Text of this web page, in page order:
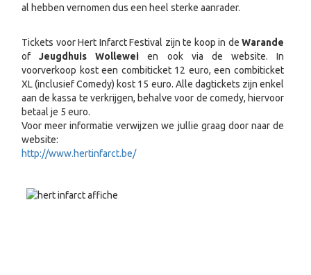
al hebben vernomen dus een heel sterke aanrader.
Tickets voor Hert Infarct Festival zijn te koop in de Warande
ofJeugdhuis Wollewei en ook via de website. In
voorverkoop kost een combiticket 12 euro, een combiticket
XL (inclusief Comedy) kost 15 euro. Alle dagtickets zijn enkel
aan de kassa te verkrijgen, behalve voor de comedy, hiervoor
betaal je 5 euro.
Voor meer informatie verwijzen we jullie graag door naar de
website:
http://www.hertinfarct.be/